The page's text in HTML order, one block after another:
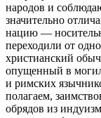
народов и
значительно
нацию —
переходили от
христианский
опущенный в
и римских
полагаем,
обрядов из